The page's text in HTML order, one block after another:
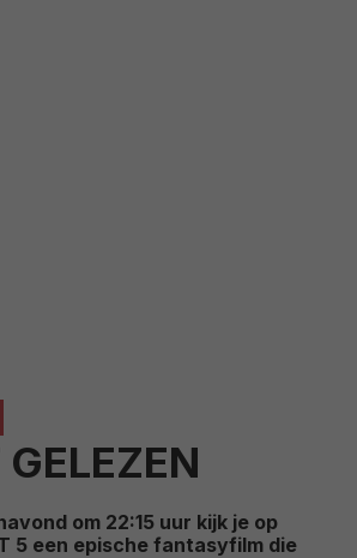
om 22:15 uur kijk je op
5 een epische fantasyfilm die